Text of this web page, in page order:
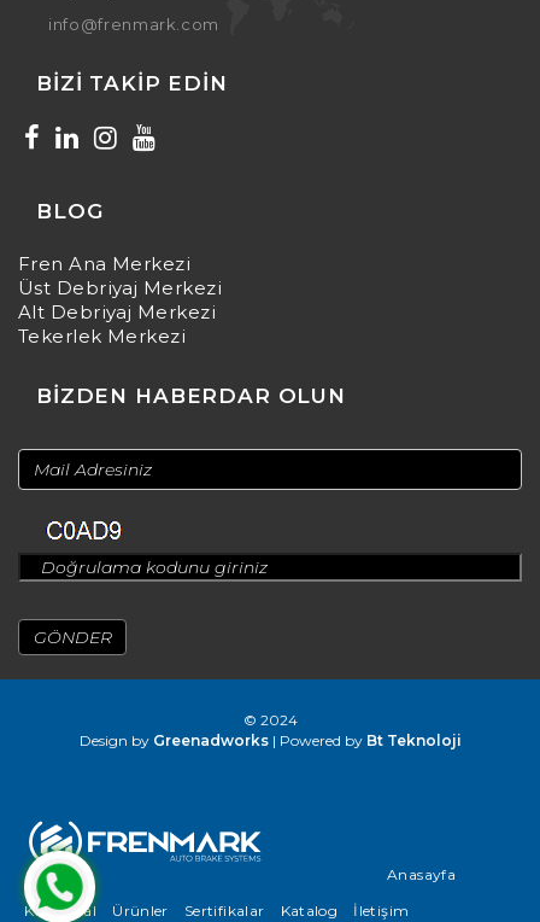
info@frenmark.com
BIZI TAKIP EDIN
BLOG
Fren Ana Merkezi
Üst Debriyaj Merkezi
Alt Debriyaj Merkezi
Tekerlek Merkezi
BİZDEN HABERDAR OLUN
© 2024
Design by Greenadworks| Powered by Bt Teknoloji
Anasayfa
Kurumsal
Ürünler Sertifikalar Katalog İletişim